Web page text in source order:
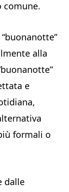
comune.
alla
e
formali o
dalle